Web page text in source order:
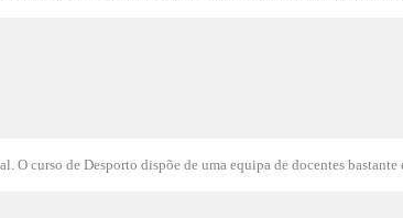
curso de Desporto dispõe de uma equipa de docentes bastante